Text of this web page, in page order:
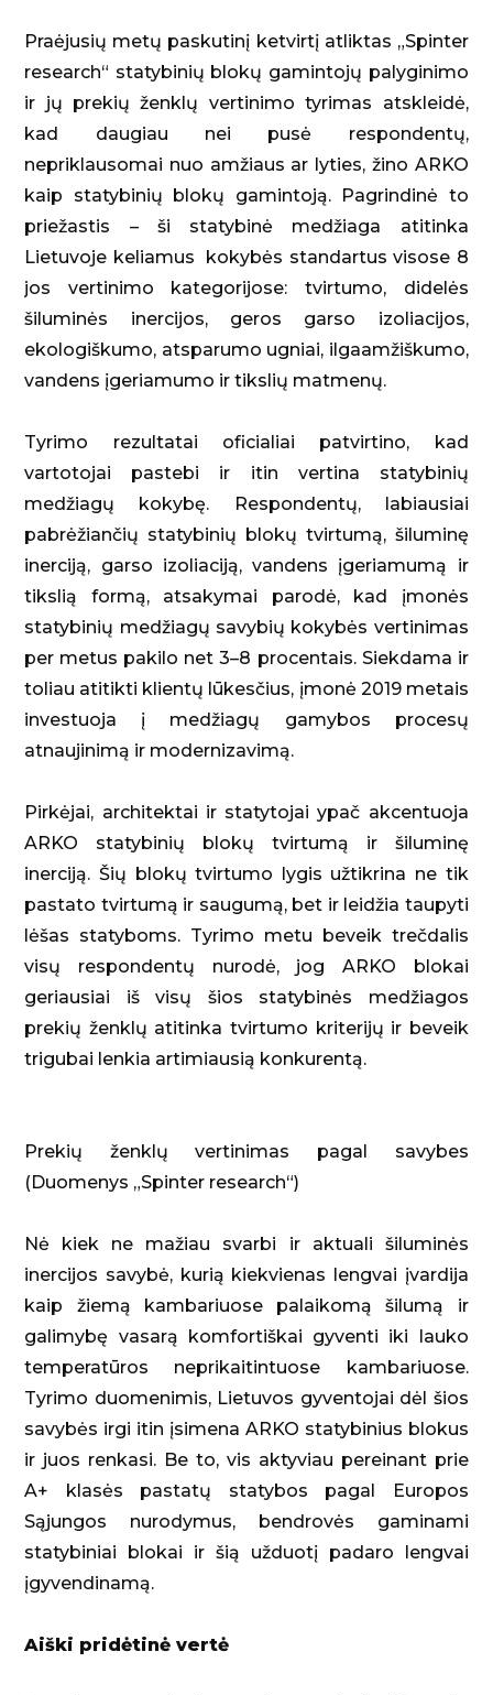
Praėjusių metų paskutinį ketvirtį atliktas „Spinter
research“ statybinių blokų gamintojų palyginimo
ir jų prekių ženklų vertinimo tyrimas atskleidė,
kad daugiau nei pusė respondentų,
nepriklausomai nuo amžiaus ar lyties, žino ARKO
kaip statybinių blokų gamintoją. Pagrindinė to
priežastis – ši statybinė medžiaga atitinka
Lietuvoje keliamus kokybės standartus visose 8
jos vertinimo kategorijose: tvirtumo, didelės
šiluminės inercijos, geros garso izoliacijos,
ekologiškumo, atsparumo ugniai, ilgaamžiškumo,
vandens įgeriamumo ir tikslių matmenų.
Tyrimo rezultatai oficialiai patvirtino, kad
vartotojai pastebi ir itin vertina statybinių
medžiagų kokybę. Respondentų, labiausiai
pabrėžiančių statybinių blokų tvirtumą, šiluminę
inerciją, garso izoliaciją, vandens įgeriamumą ir
tikslią formą, atsakymai parodė, kad įmonės
statybinių medžiagų savybių kokybės vertinimas
per metus pakilo net 3–8 procentais. Siekdama ir
toliau atitikti klientų lūkesčius, įmonė 2019 metais
investuoja į medžiagų gamybos procesų
atnaujinimą ir modernizavimą.
Pirkėjai, architektai ir statytojai ypač akcentuoja
ARKO statybinių blokų tvirtumą ir šiluminę
inerciją. Šių blokų tvirtumo lygis užtikrina ne tik
pastato tvirtumą ir saugumą, bet ir leidžia taupyti
lėšas statyboms. Tyrimo metu beveik trečdalis
visų respondentų nurodė, jog ARKO blokai
geriausiai iš visų šios statybinės medžiagos
prekių ženklų atitinka tvirtumo kriterijų ir beveik
trigubai lenkia artimiausią konkurentą.
Prekių ženklų vertinimas pagal savybes
(Duomenys „Spinter research“)
Nė kiek ne mažiau svarbi ir aktuali šiluminės
inercijos savybė, kurią kiekvienas lengvai įvardija
kaip žiemą kambariuose palaikomą šilumą ir
galimybę vasarą komfortiškai gyventi iki lauko
temperatūros neprikaitintuose kambariuose.
Tyrimo duomenimis, Lietuvos gyventojai dėl šios
savybės irgi itin įsimena ARKO statybinius blokus
ir juos renkasi. Be to, vis aktyviau pereinant prie
A+ klasės pastatų statybos pagal Europos
Sąjungos nurodymus, bendrovės gaminami
statybiniai blokai ir šią užduotį padaro lengvai
įgyvendinamą.
Aiški pridėtinė vertė